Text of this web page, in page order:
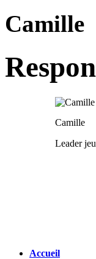
Camille
Camille
Leader
Accueil